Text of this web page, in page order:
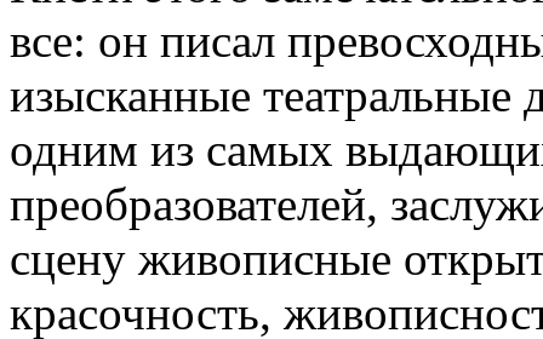
все: он писал
изысканные
одним из самых
преобразователей,
сцену живописные
красочность,